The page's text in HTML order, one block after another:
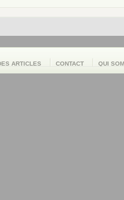
ARTICLES CONTACT QUI